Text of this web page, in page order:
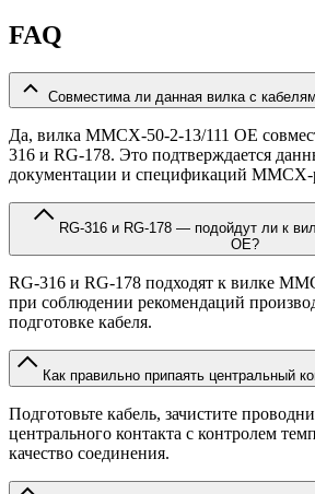
FAQ
Совместима ли данная вилка с
Да, вилка MMCX-50-2-13/111 OE
316 и RG-178. Это подтверждается
документации и спецификаций MMCX-
OE?
RG-316 и RG-178 подходят к вилке
при соблюдении рекомендаций
подготовке кабеля.
Как правильно припаять центральный
Подготовьте кабель, зачистите
центрального контакта с контролем
качество соединения.